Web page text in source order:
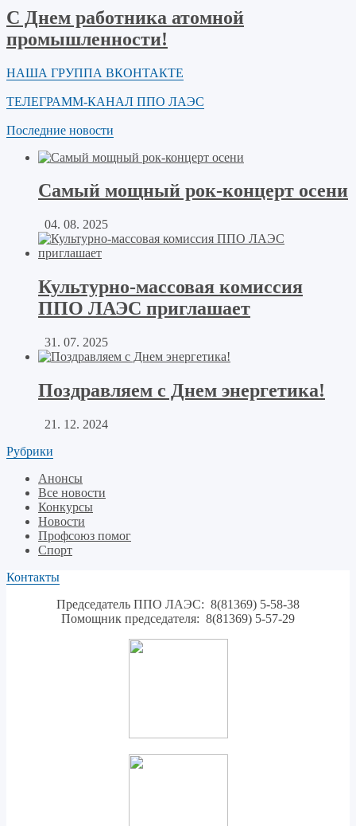
С Днем работника атомной
промышленности!
НАША ГРУППА ВКОНТАКТЕ
ТЕЛЕГРАММ-КАНАЛ ППО ЛАЭС
Последние новости
Самый мощный рок-концерт осени
04. 08. 2025
Культурно-массовая комиссия
ППО ЛАЭС приглашает
31. 07. 2025
Поздравляем с Днем энергетика!
21. 12. 2024
Рубрики
Анонсы
Все новости
Конкурсы
Новости
Профсоюз помог
Спорт
Контакты
Председатель ППО ЛАЭС: 8(81369) 5-58-38
Помощник председателя: 8(81369) 5-57-29